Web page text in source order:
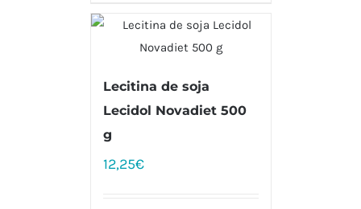
Lecitina de soja
Lecidol Novadiet 500
g
12,25€